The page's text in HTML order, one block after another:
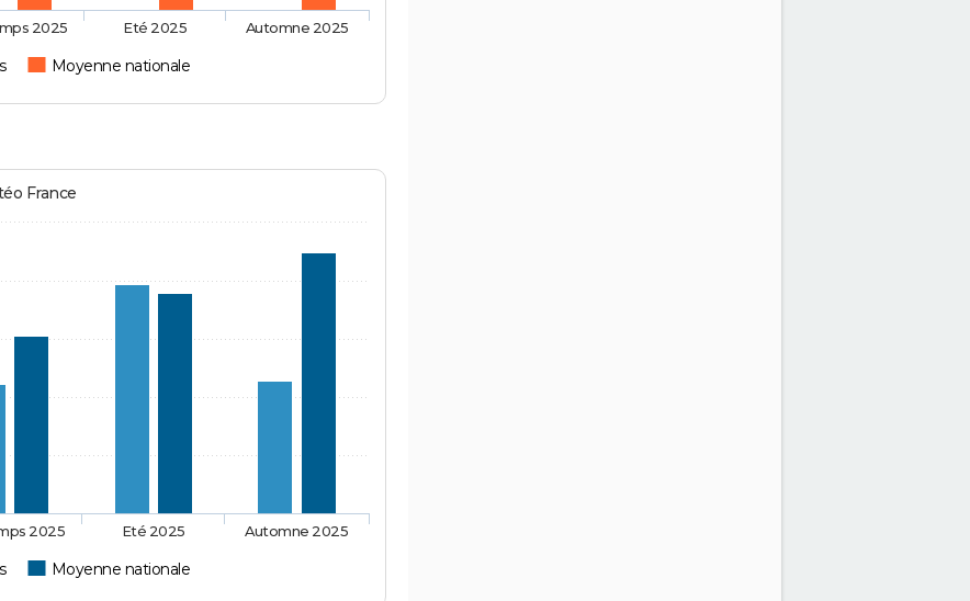
Moyenne nationale
2025 Eté 2025 Automne 2025
France
Moyenne nationale
2025 Eté 2025 Automne 2025